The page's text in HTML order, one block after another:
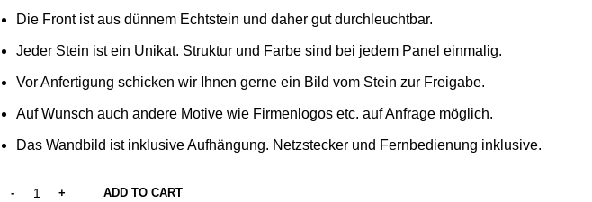
Die Front ist aus dünnem Echtstein und daher gut durchleuchtbar.
Jeder Stein ist ein Unikat. Struktur und Farbe sind bei jedem Panel einmalig.
Vor Anfertigung schicken wir Ihnen gerne ein Bild vom Stein zur Freigabe.
Auf Wunsch auch andere Motive wie Firmenlogos etc. auf Anfrage möglich.
Das Wandbild ist inklusive Aufhängung. Netzstecker und Fernbedienung inklusive.
ADD TO CART